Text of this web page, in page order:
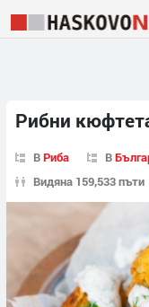
Рибни
ВРиба В
Видяна 159,533 пъти